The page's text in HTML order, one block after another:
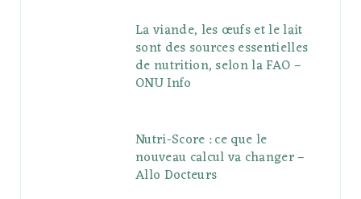
La viande, les œufs et le lait
sont des sources essentielles
de nutrition, selon la FAO –
ONU Info
Nutri-Score : ce que le
nouveau calcul va changer –
Allo Docteurs